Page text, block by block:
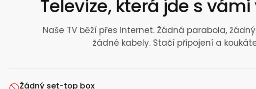
Televize, která jde s
Naše TV běží přes internet. Žádná parabola,
žádné kabely. Stačí připojení a
Žádný set-top box
Vložením osobních údajů souhlasíte
s podmínkami ochrany osobních údajů.